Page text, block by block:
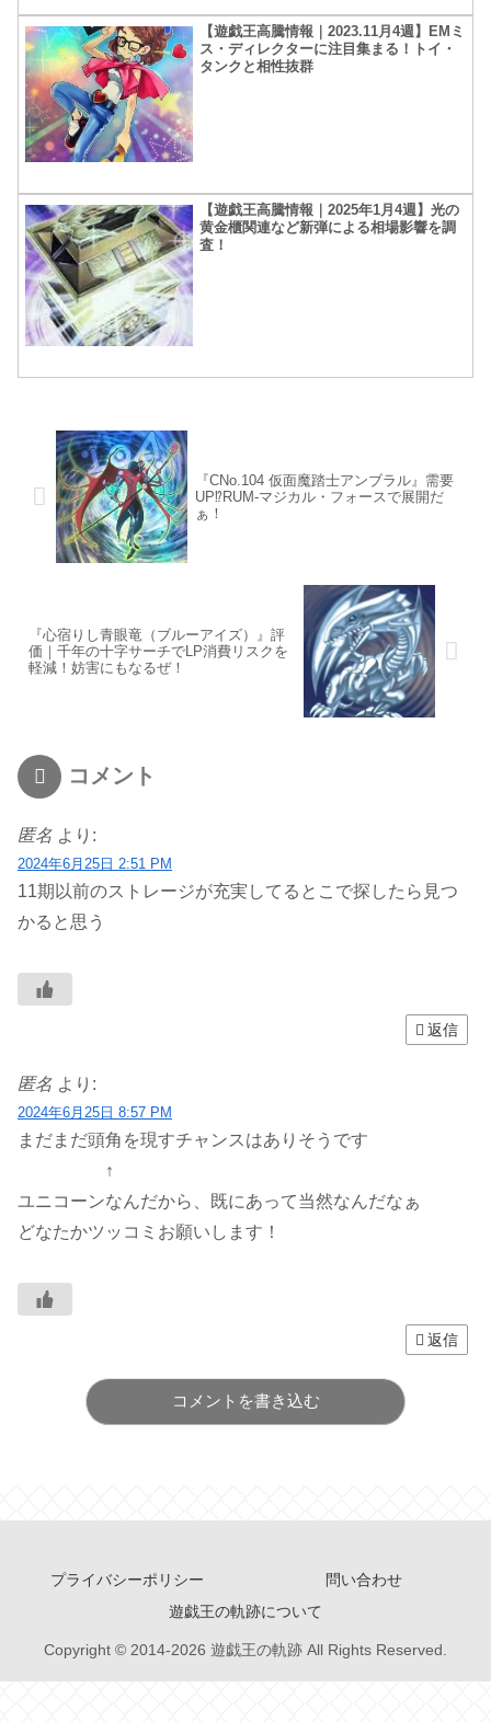
【遊戯王高騰情報｜2023.11月4週】EMミ
ス・ディレクターに注目集まる！トイ・
タンクと相性抜群
【遊戯王高騰情報｜2025年1月4週】光の
黄金櫃関連など新弾による相場影響を調
査！
『CNo.104 仮面魔踏士アンブラル』需要
UP⁉RUM-マジカル・フォースで展開だ
ぁ！
『心宿りし青眼竜（ブルーアイズ）』評
価｜千年の十字サーチでLP消費リスクを
軽減！妨害にもなるぜ！
コメント
匿名 より:
2024年6月25日 2:51 PM
11期以前のストレージが充実してるとこで探したら見つ
かると思う
返信
匿名 より:
2024年6月25日 8:57 PM
まだまだ頭角を現すチャンスはありそうです
↑
ユニコーンなんだから、既にあって当然なんだなぁ
どなたかツッコミお願いします！
返信
コメントを書き込む
プライバシーポリシー
問い合わせ
遊戯王の軌跡について
Copyright © 2014-2026 遊戯王の軌跡 All Rights Reserved.